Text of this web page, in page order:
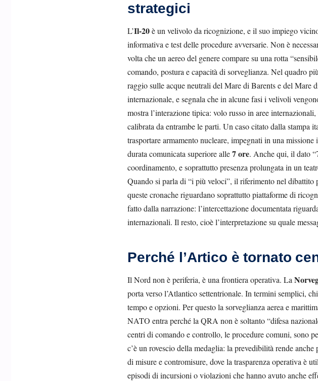
strategici
L’Il-20è un velivolo da ricognizione, e il suo impiego
informativa e test delle procedure avversarie. Non è
volta che un aereo del genere compare su una rotta
comando, postura e capacità di sorveglianza. Nel quadro
raggio sulle acque neutrali del Mare di Barents e del
internazionale, e segnala che in alcune fasi i velivoli
mostra l’interazione tipica: volo russo in aree
calibrata da entrambe le parti. Un caso citato dalla stampa
trasportare armamento nucleare, impegnati in una
durata comunicata superiore alle7 ore. Anche qui, il dato
coordinamento, e soprattutto presenza prolungata in un
Quando si parla di “i più veloci”, il riferimento nel
queste cronache riguardano soprattutto piattaforme di
fatto dalla narrazione: l’intercettazione documentata
internazionali. Il resto, cioè l’interpretazione su quale
Perché l’Artico è tornato
Il Nord non è periferia, è una frontiera operativa. La
porta verso l’Atlantico settentrionale. In termini semplici,
tempo e opzioni. Per questo la sorveglianza aerea e
NATO entra perché la QRA non è soltanto “difesa
centri di comando e controllo, le procedure comuni, sono
c’è un rovescio della medaglia: la prevedibilità rende
di misure e contromisure, dove la trasparenza operativa è
episodi di incursioni o violazioni che hanno avuto anche